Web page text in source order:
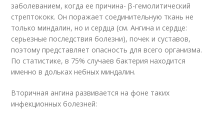
заболеванием, когда ее причина- β-гемолитический
стрептококк. Он поражает соединительную ткань не
только миндалин, но и сердца (см. Ангина и сердце:
серьезные последствия болезни), почек и суставов,
поэтому представляет опасность для всего организма.
По статистике, в 75% случаев бактерия находится
именно в дольках небных миндалин.
Вторичная ангина развивается на фоне таких
инфекционных болезней: